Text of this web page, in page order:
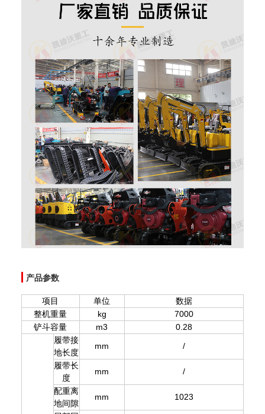
产品参数
项目 单位
数据
整机重量
kg
7000
铲斗容量
m3
0.28
履带接
地长度
mm /
履带长
度
mm /
配重离
地间隙
mm 1023